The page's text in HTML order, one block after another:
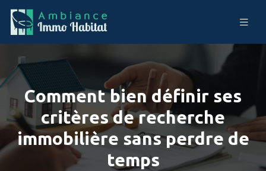
Comment bien définir ses
critères de recherche
immobilière sans perdre de
temps